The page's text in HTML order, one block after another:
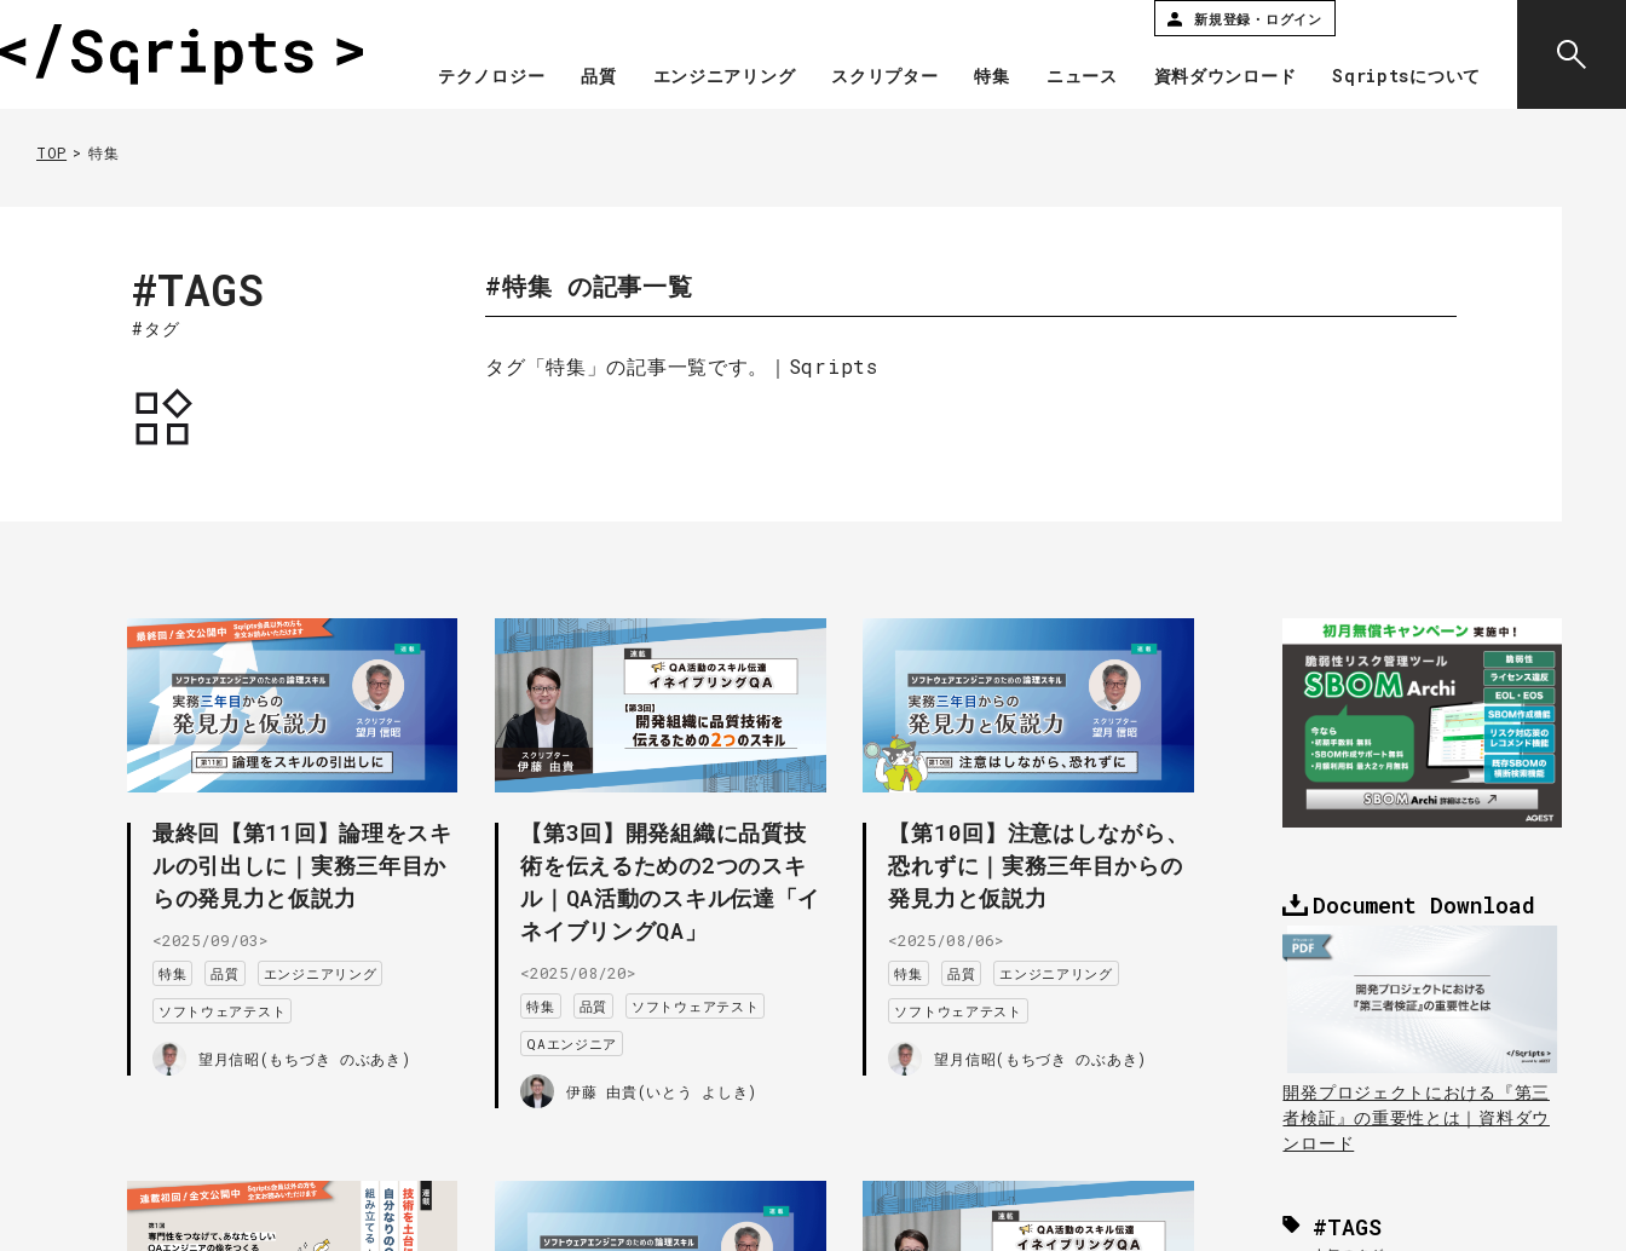
新規登録・ログイン
テクノロジー 品質 エンジニアリング スクリプター 特集 ニュース 資料ダウンロード Sqriptsについて
TOP 特集
#TAGS
#タグ
#特集 の記事一覧
タグ「特集」の記事一覧です。｜Sqripts
最終回【第11回】論理をスキ
ルの引出しに｜実務三年目か
らの発見力と仮説力
<2025/09/03>
特集 品質 エンジニアリング
ソフトウェアテスト
望月信昭(もちづき のぶあき)
【第3回】開発組織に品質技
術を伝えるための2つのスキ
ル｜QA活動のスキル伝達「イ
ネイブリングQA」
<2025/08/20>
特集 品質 ソフトウェアテスト
QAエンジニア
伊藤 由貴(いとう よしき)
【第10回】注意はしながら、
恐れずに｜実務三年目からの
発見力と仮説力
<2025/08/06>
特集 品質 エンジニアリング
ソフトウェアテスト
望月信昭(もちづき のぶあき)
Document Download
開発プロジェクトにおける『第三
者検証』の重要性とは｜資料ダウ
ンロード
#TAGS